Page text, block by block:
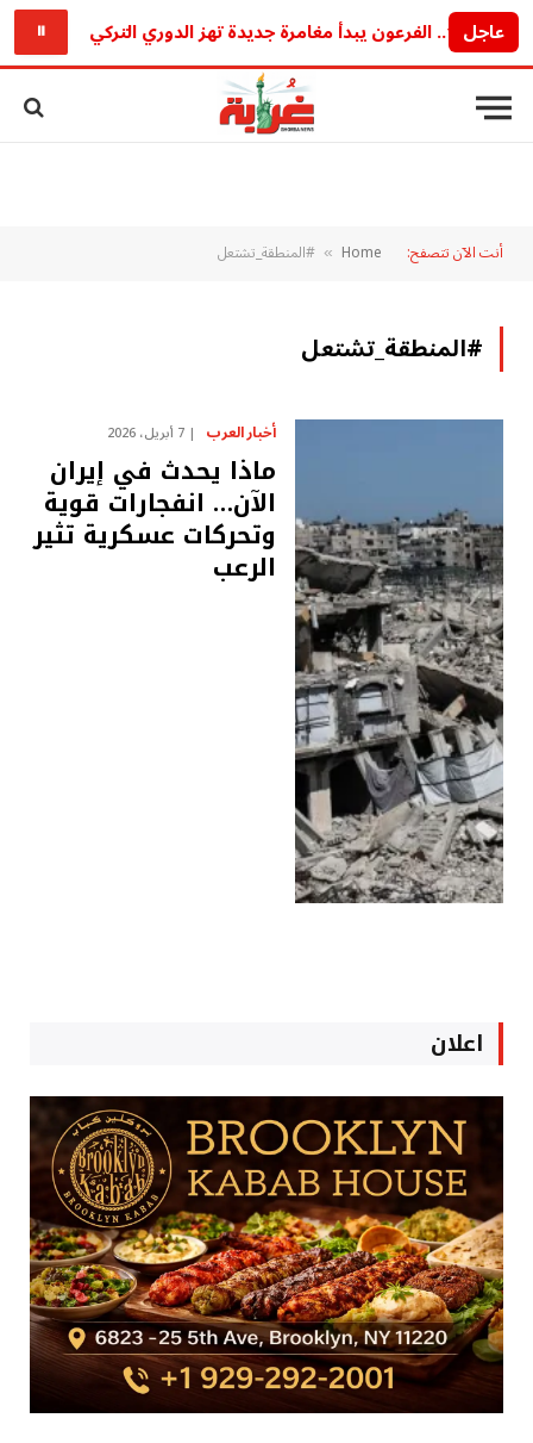
عاجلالدوري التركي ⏸
أنت الآن تتصفح: Home
» #المنطقة_تشتعل
#المنطقة_تشتعل
أخبار العرب 7 أبريل، 2026
ماذا يحدث في إيران
الآن… انفجارات قوية
وتحركات عسكرية تثير
الرعب
اعلان